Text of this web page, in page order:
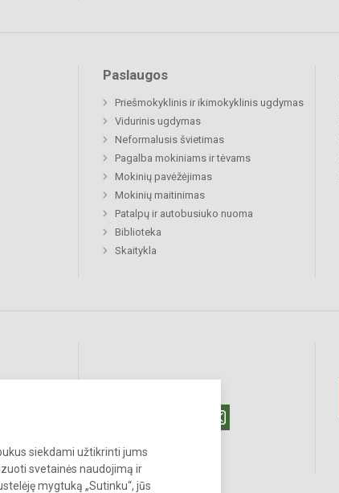
siekdami užtikrinti jums
svetainės naudojimą ir
mygtuką „Sutinku“, jūs
Paslaugos
Priešmokyklinis ir ikimokyklinis ugdymas
Vidurinis ugdymas
Neformalusis švietimas
Pagalba mokiniams ir tėvams
Mokinių pavėžėjimas
Mokinių maitinimas
Patalpų ir autobusiuko nuoma
Biblioteka
Skaitykla